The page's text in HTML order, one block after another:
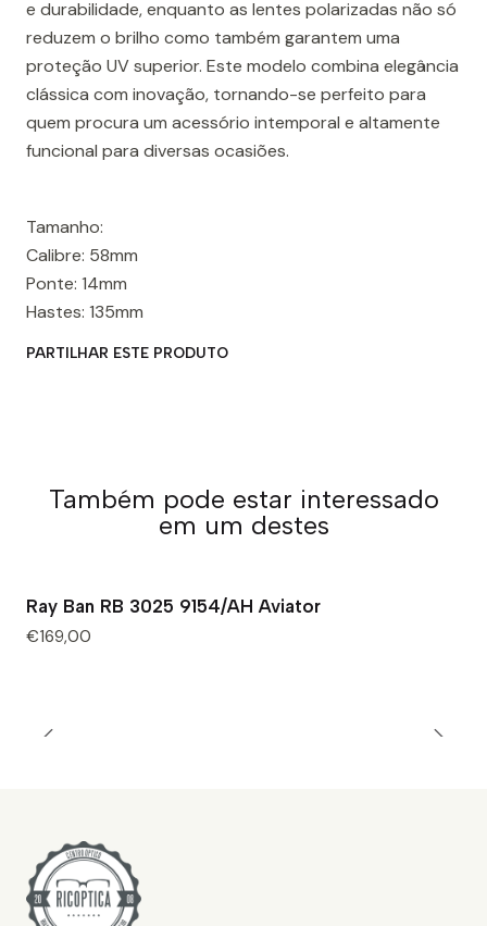
e durabilidade, enquanto as lentes polarizadas não só
reduzem o brilho como também garantem uma
proteção UV superior. Este modelo combina elegância
clássica com inovação, tornando-se perfeito para
quem procura um acessório intemporal e altamente
funcional para diversas ocasiões.
Tamanho:
Calibre: 58mm
Ponte: 14mm
Hastes: 135mm
PARTILHAR ESTE PRODUTO
Também pode estar interessado
em um destes
Esgotado
Ray Ban RB 3025 9154/AH Aviator
€169,00